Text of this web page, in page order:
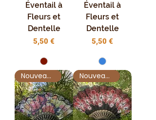
Éventail à
Fleurs et
Dentelle
Prix
5,50 €
Éventail à
Fleurs et
Dentelle
Prix
5,50 €
Nouveauté ! Nouveauté !